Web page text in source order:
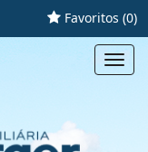
Favoritos (0)